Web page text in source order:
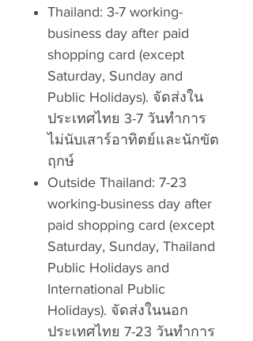
Thailand: 3-7 working-
business day after paid
shopping card (except
Saturday, Sunday and
Public Holidays). จัดส่งใน
ประเทศไทย 3-7 วันทำการ
ไม่นับเสาร์อาทิตย์และนักขัต
ฤกษ์
Outside Thailand: 7-23
working-business day after
paid shopping card (except
Saturday, Sunday, Thailand
Public Holidays and
International Public
Holidays). จัดส่งในนอก
ประเทศไทย 7-23 วันทำการ